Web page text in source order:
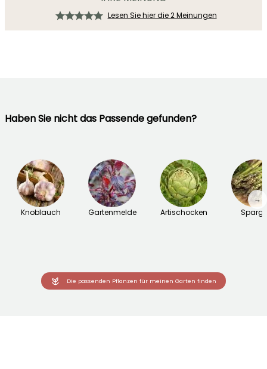
Lesen Sie hier die 2 Meinungen
Haben Sie nicht das Passende gefunden?
Knoblauch Gartenmelde Artischocken
→
Die passenden Pflanzen für meinen Garten finden